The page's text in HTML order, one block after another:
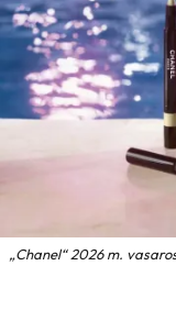
„Chanel“ 2026 m.